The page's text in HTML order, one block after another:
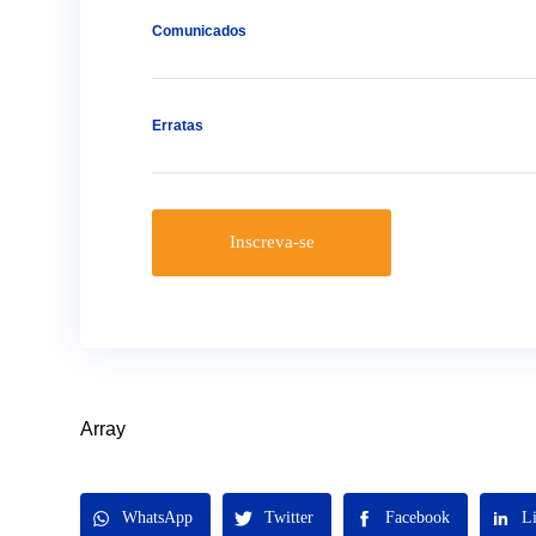
Comunicados
Erratas
Inscreva-se
Array
WhatsApp Twitter Facebook